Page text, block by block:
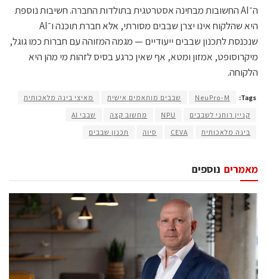
ה־AI החשובות מבחינה אסטרטגית בתולדות החברה. חשיבות נוספת
היא שהלקוח אינו יצרן שבבים מסורתי, אלא חברת תוכנה ו־AI
שנכנסת לתכנון שבבים ייעודיים — מגמה המזוהה עם חברות כמו גוגל,
מיקרוסופט, אמזון ומטא, אף שאין כרגע בסיס לזהות מי מהן היא
הלקוחה.
Tags:
NeuPro-M שבבים מותאמים אישית
מאיצי בינה מלאכותית
קניין רוחני לשבבים
NPU מחשוב קצה
שבבי AI
בינה מלאכותית
CEVA סיוה תכנון שבבים
נוספים מאמרים